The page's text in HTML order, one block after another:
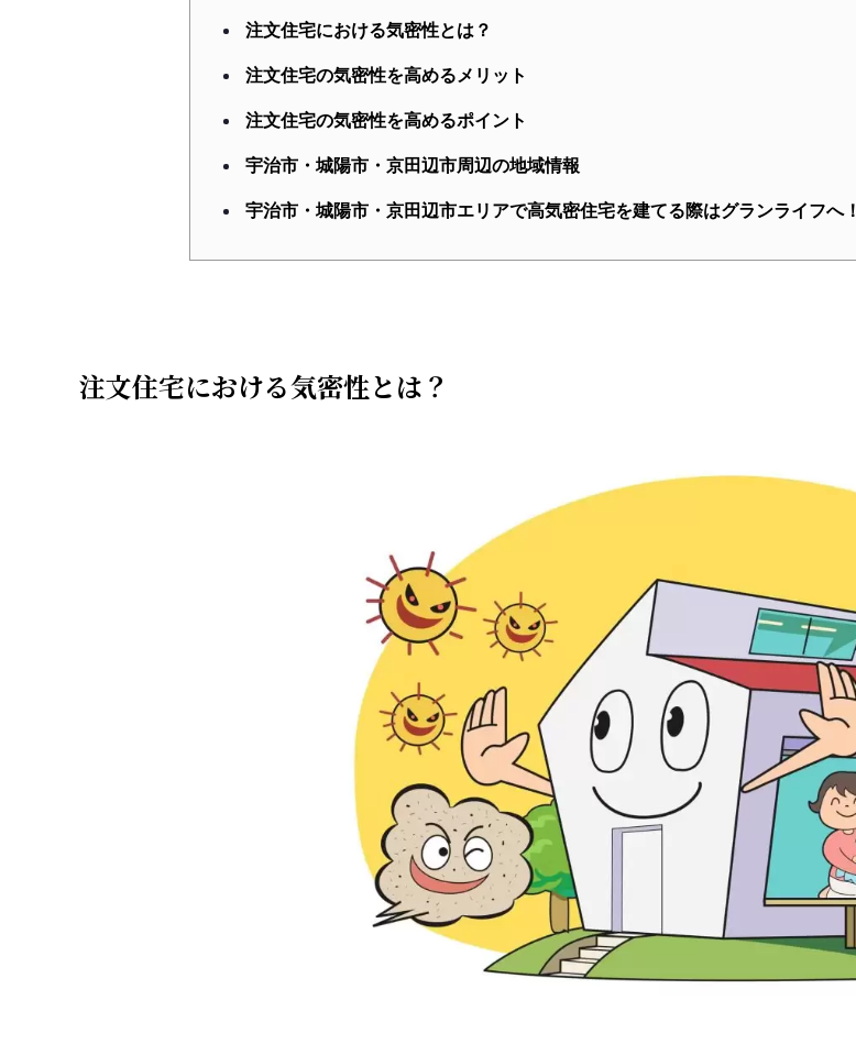
注文住宅における気密性とは？
注文住宅の気密性を高めるメリット
注文住宅の気密性を高めるポイント
宇治市・城陽市・京田辺市周辺の地域情報
宇治市・城陽市・京田辺市エリアで高気密住宅を建てる際はグランライフへ！
注文住宅における気密性とは？